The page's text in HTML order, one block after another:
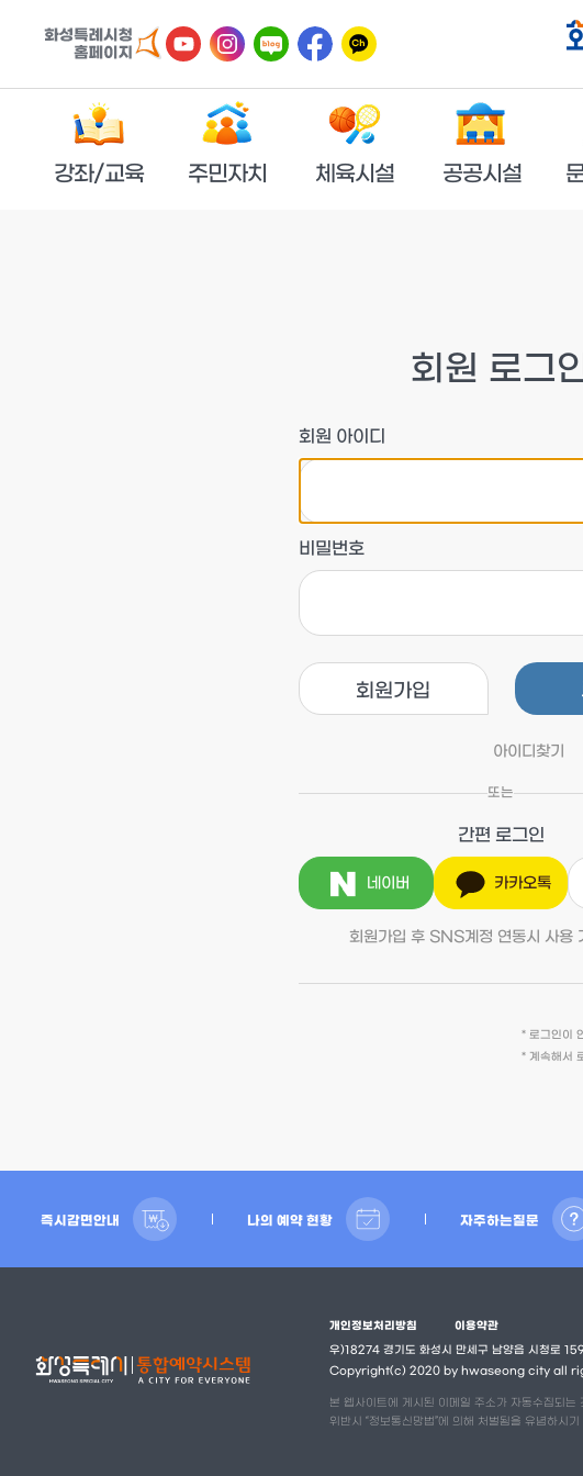
강좌/교육 주민자치 체육시설 공공시설
회원 로그
회원 아이디
비밀번호
회원가입
아이디찾기
또는
간편 로그인
네이버 카카오톡
회원가입 후 SNS계정 연동시 사용
* 로그인이
* 계속해서
즉시감면안내 나의 예약 현황 자주하는질문
개인정보처리방침 이용약관
우)18274 경기도 화성시 만세구 남양읍 시청로 159
Copyright(c) 2020 by hwaseong city all
본 웹사이트에 게시된 이메일 주소가 자동수집되는
위반시 “정보통신망법”에 의해 처벌됨을 유념하시기